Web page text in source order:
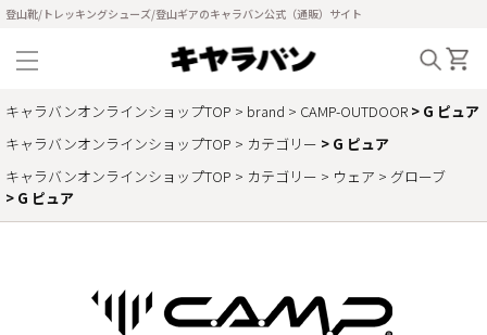
登山靴/トレッキングシューズ/登山ギアのキャラバン公式（通販）サイト
キャラバンオンラインショップTOP brand CAMP-OUTDOOR
G ピュア
キャラバンオンラインショップTOP
カテゴリー
G ピュア
キャラバンオンラインショップTOP
カテゴリー ウェア
グローブ
G ピュア